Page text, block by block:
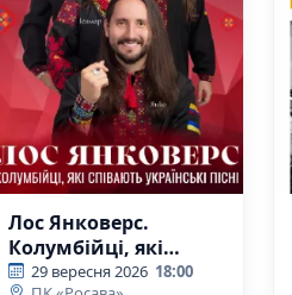
Лос Янковерс.
Колумбійці, які
співають українські
29 вересня 2026 18:00